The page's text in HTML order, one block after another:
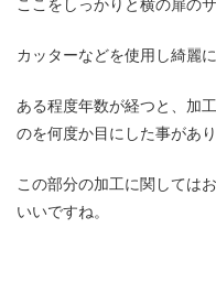
ここをしっかりと横の扉の
カッターなどを使用し綺麗
ある程度年数が経つと、加
のを何度か目にした事があり
この部分の加工に関しては
いいですね。